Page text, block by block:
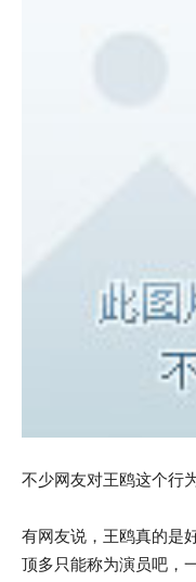
不少网友对王鸥这个行
有网友说，王鸥真的是
顶多只能称为演员吧，